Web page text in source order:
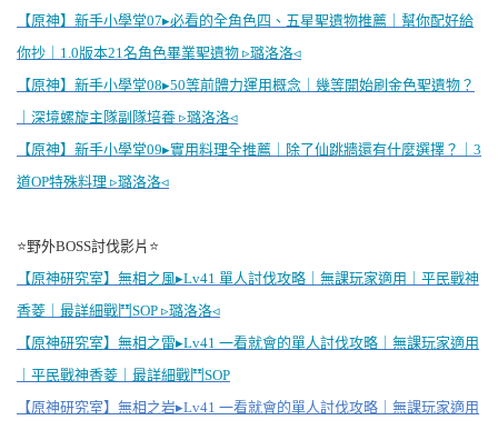
【原神】新手小學堂07▸必看的全角色四、五星聖遺物推薦｜幫你配好給
你抄｜1.0版本21名角色畢業聖遺物 ▹璐洛洛◃
【原神】新手小學堂08▸50等前體力運用概念｜幾等開始刷金色聖遺物？
｜深境螺旋主隊副隊培養 ▹璐洛洛◃
【原神】新手小學堂09▸實用料理全推薦｜除了仙跳牆還有什麼選擇？｜3
道OP特殊料理 ▹璐洛洛◃
⭐野外BOSS討伐影片⭐
【原神研究室】無相之風▸Lv41 單人討伐攻略｜無課玩家適用｜平民戰神
香菱｜最詳細戰鬥SOP ▹璐洛洛◃
【原神研究室】無相之雷▸Lv41 一看就會的單人討伐攻略｜無課玩家適用
｜平民戰神香菱｜最詳細戰鬥SOP
【原神研究室】無相之岩▸Lv41 一看就會的單人討伐攻略｜無課玩家適用